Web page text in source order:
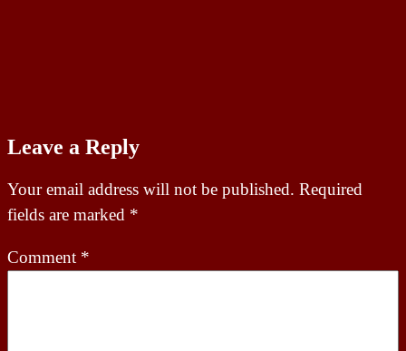
Leave a Reply
Your email address will not be published. Required
fields are marked *
Comment *